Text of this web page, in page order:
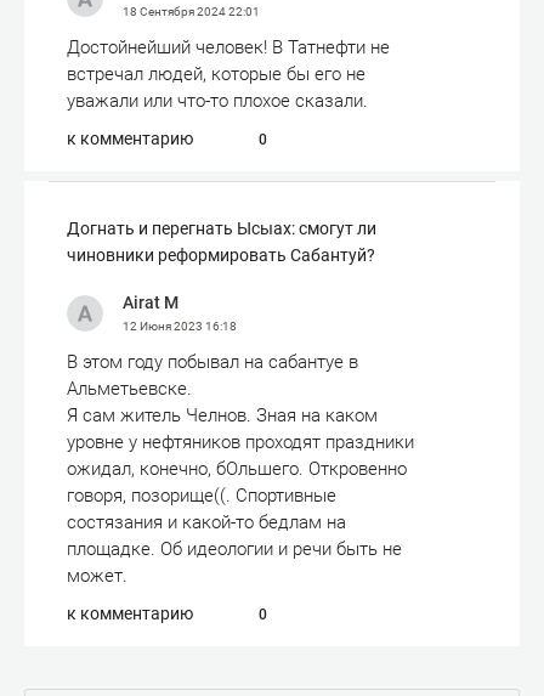
18 Сентября 202422:01
Достойнейший человек! В Татнефти не
встречал людей, которые бы его не
уважали или что-то плохое сказали.
к комментарию 0
Догнать и перегнать Ысыах: смогут ли
чиновники реформировать Сабантуй?
Airat M
12 Июня 2023 16:18
В этом году побывал на сабантуе в
Альметьевске.
Я сам житель Челнов. Зная на каком
уровне у нефтяников проходят праздники
ожидал, конечно, бОльшего. Откровенно
говоря, позорище((. Спортивные
состязания и какой-то бедлам на
площадке. Об идеологии и речи быть не
может.
к комментарию 0